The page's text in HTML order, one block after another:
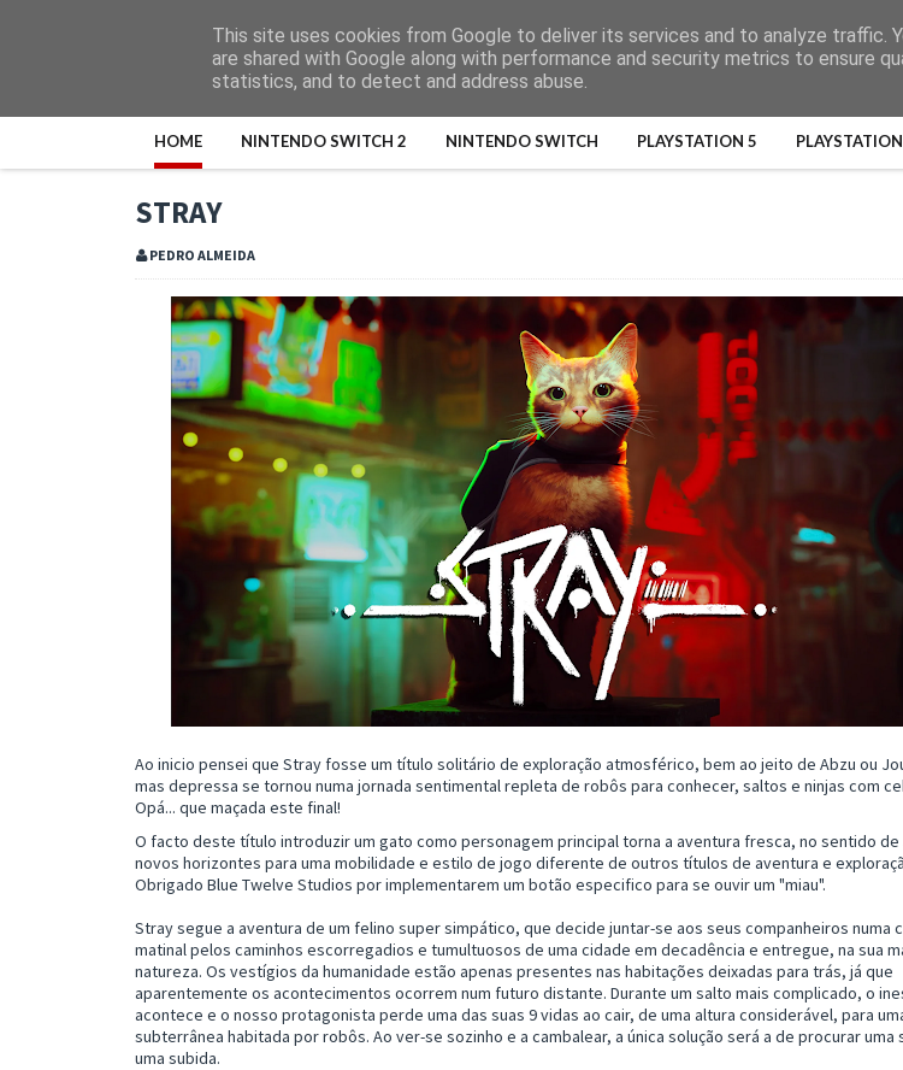
HOME NINTENDO SWITCH 2 NINTENDO SWITCH PLAYSTATION 5
STRAY
PEDRO ALMEIDA
Ao inicio pensei que Stray fosse um título solitário de exploração atmosférico, bem ao jeito de Abzu ou
mas depressa se tornou numa jornada sentimental repleta de robôs para conhecer, saltos e ninjas com
Opá... que maçada este final!
O facto deste título introduzir um gato como personagem principal torna a aventura fresca, no sentido
novos horizontes para uma mobilidade e estilo de jogo diferente de outros títulos de aventura e
Obrigado Blue Twelve Studios por implementarem um botão especifico para se ouvir um "miau".
Stray segue a aventura de um felino super simpático, que decide juntar-se aos seus companheiros numa
matinal pelos caminhos escorregadios e tumultuosos de uma cidade em decadência e entregue, na sua
natureza. Os vestígios da humanidade estão apenas presentes nas habitações deixadas para trás, já que
aparentemente os acontecimentos ocorrem num futuro distante. Durante um salto mais complicado, o
acontece e o nosso protagonista perde uma das suas 9 vidas ao cair, de uma altura considerável, para
subterrânea habitada por robôs. Ao ver-se sozinho e a cambalear, a única solução será a de procurar uma
uma subida.
This site uses cookies from Google to deliver its services and to analyze traffic.
are shared with Google along with performance and security metrics to ensure
statistics, and to detect and address abuse.